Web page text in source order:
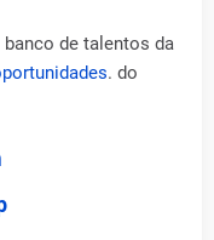
de talentos da
. do